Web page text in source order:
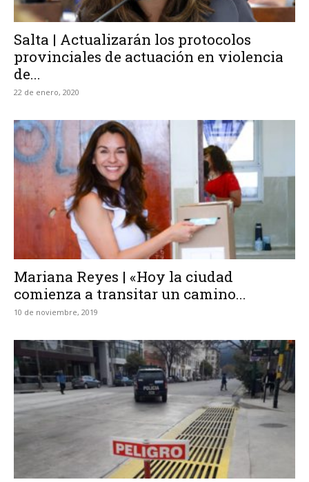
Salta | Actualizarán los protocolos
provinciales de actuación en violencia
de...
22 de enero, 2020
Mariana Reyes | «Hoy la ciudad
comienza a transitar un camino...
10 de noviembre, 2019